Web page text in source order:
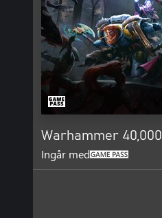
Warhammer
Ingår med